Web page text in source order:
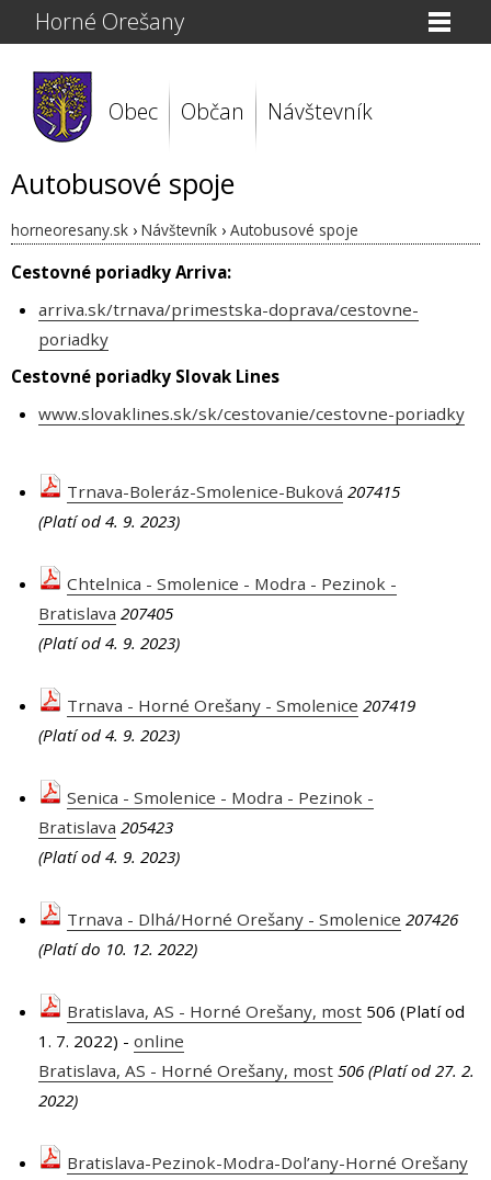
Horné Orešany
Obec Občan Návštevník
Autobusové spoje
horneoresany.sk › Návštevník › Autobusové spoje
Cestovné poriadky Arriva:
arriva.sk/trnava/primestska-doprava/cestovne-
poriadky
Cestovné poriadky Slovak Lines
www.slovaklines.sk/sk/cestovanie/cestovne-poriadky
Trnava-Boleráz-Smolenice-Buková 207415
(Platí od 4. 9. 2023)
Chtelnica - Smolenice - Modra - Pezinok -
Bratislava 207405
(Platí od 4. 9. 2023)
Trnava - Horné Orešany - Smolenice 207419
(Platí od 4. 9. 2023)
Senica - Smolenice - Modra - Pezinok -
Bratislava 205423
(Platí od 4. 9. 2023)
Trnava - Dlhá/Horné Orešany - Smolenice 207426
(Platí do 10. 12. 2022)
Bratislava, AS - Horné Orešany, most 506 (Platí od
1. 7. 2022) - online
Bratislava, AS - Horné Orešany, most 506(Platí od 27. 2.
2022)
Bratislava-Pezinok-Modra-Dol’any-Horné Orešany